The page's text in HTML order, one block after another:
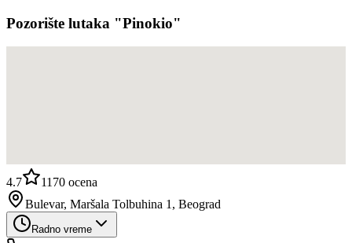
Pozorište lutaka "Pinokio"
4.7 1170 ocena
Bulevar, Maršala Tolbuhina 1, Beograd
Radno vreme